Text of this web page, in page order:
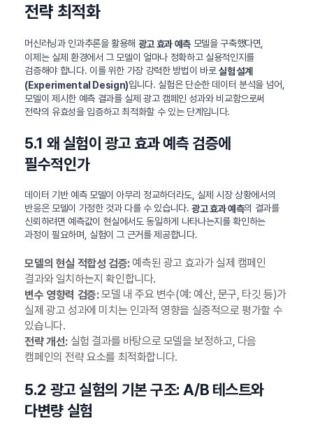
전략 최적화
머신러닝과 인과추론을 활용해 광고 효과 예측모델을 구축했다면,
이제는 실제 환경에서 그 모델이 얼마나 정확하고 실용적인지를
검증해야 합니다. 이를 위한 가장 강력한 방법이 바로 실험 설계
(Experimental Design)입니다. 실험은 단순한 데이터 분석을 넘어,
모델이 제시한 예측 결과를 실제 광고 캠페인 성과와 비교함으로써
전략의 유효성을 입증하고 최적화할 수 있는 단계입니다.
5.1 왜 실험이 광고 효과 예측 검증에
필수적인가
데이터 기반 예측 모델이 아무리 정교하더라도, 실제 시장 상황에서의
반응은 모델이 가정한 것과 다를 수 있습니다.광고 효과 예측의 결과를
신뢰하려면 예측값이 현실에서도 동일하게 나타나는지를 확인하는
과정이 필요하며, 실험이 그 근거를 제공합니다.
모델의 현실 적합성 검증:예측된 광고 효과가 실제 캠페인
결과와 일치하는지 확인합니다.
변수 영향력 검증:모델 내 주요 변수(예: 예산, 문구, 타깃 등)가
실제 광고 성과에 미치는 인과적 영향을 실증적으로 평가할 수
있습니다.
전략 개선:실험 결과를 바탕으로 모델을 보정하고, 다음
캠페인의 전략 요소를 최적화합니다.
5.2 광고 실험의 기본 구조: A/B 테스트와
다변량 실험